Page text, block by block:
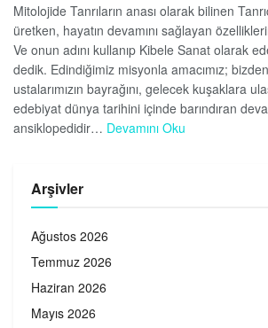
Mitolojide Tanrıların anası olarak bilinen
üretken, hayatın devamını sağlayan
Ve onun adını kullanıp Kibele Sanat olarak
dedik. Edindiğimiz misyonla amacımız;
ustalarımızın bayrağını, gelecek kuşaklara
edebiyat dünya tarihini içinde barındıran
ansiklopedidir… Devamını Oku
Arşivler
Ağustos 2026
Temmuz 2026
Haziran 2026
Mayıs 2026